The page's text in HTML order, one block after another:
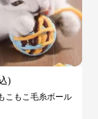
)
こもこ毛糸ボール